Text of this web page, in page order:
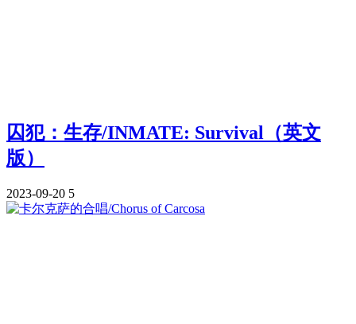
囚犯：生存/INMATE: Survival（英文
版）
2023-09-20 5